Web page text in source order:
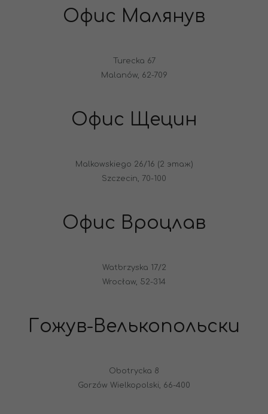
Офис Малянув
Turecka 67
Malanów, 62-709
Офис Щецин
Malkowskiego 26/16 (2 этаж)
Szczecin, 70-100
Офис Вроцлав
Watbrzyska 17/2
Wrocław, 52-314
Гожув-Велькопольски
Obotrycka 8
Gorzów Wielkopolski, 66-400